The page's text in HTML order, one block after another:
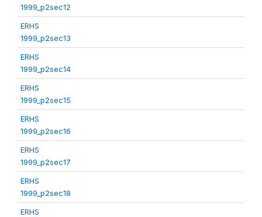
1999_p2sec12
ERHS
1999_p2sec13
ERHS
1999_p2sec14
ERHS
1999_p2sec15
ERHS
1999_p2sec16
ERHS
1999_p2sec17
ERHS
1999_p2sec18
ERHS